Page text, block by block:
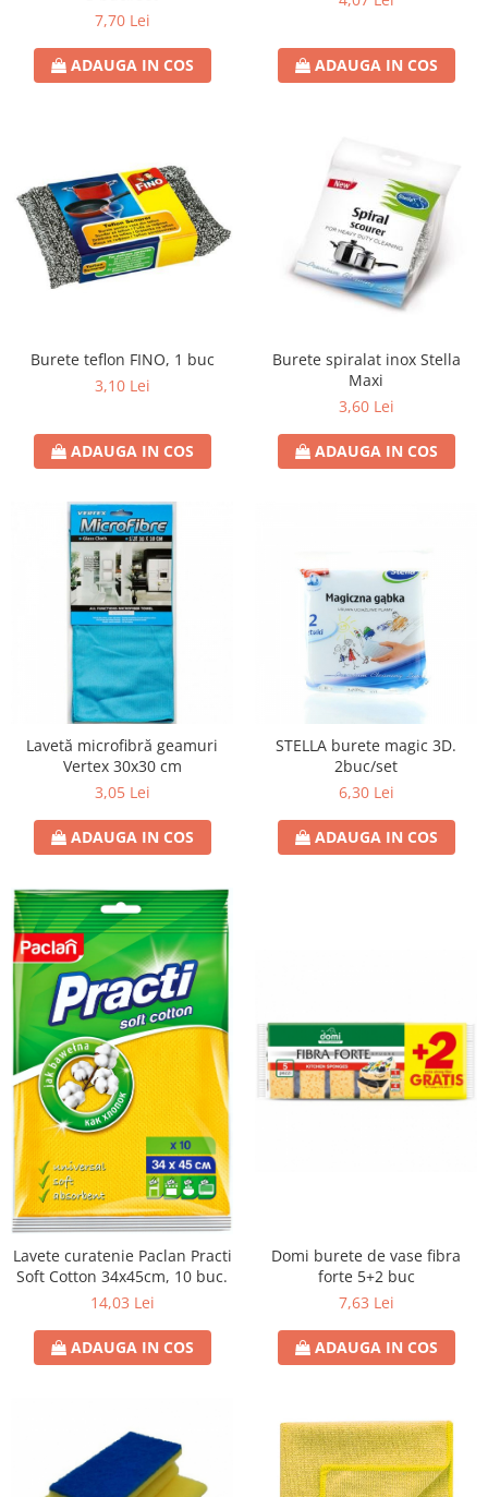
7,70 Lei
ADAUGA IN COS ADAUGA IN COS
Burete teflon FINO, 1 buc
3,10 Lei
ADAUGA IN COS
Burete spiralat inox Stella
Maxi
3,60 Lei
ADAUGA IN COS
Lavetă microfibră geamuri
Vertex 30x30 cm
3,05 Lei
ADAUGA IN COS
STELLA burete magic 3D.
2buc/set
6,30 Lei
ADAUGA IN COS
Lavete curatenie Paclan Practi
Soft Cotton 34x45cm, 10 buc.
14,03 Lei
ADAUGA IN COS
Domi burete de vase fibra
forte 5+2 buc
7,63 Lei
ADAUGA IN COS